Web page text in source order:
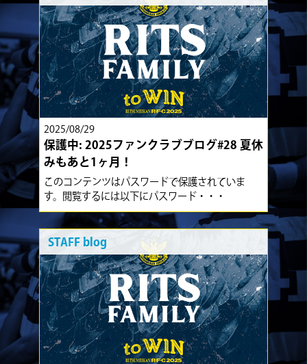
2025/08/29
保護中: 2025ファンクラブブログ#28 夏休
みもあと1ヶ月！
このコンテンツはパスワードで保護されていま
す。閲覧するには以下にパスワード・・・
STAFF blog